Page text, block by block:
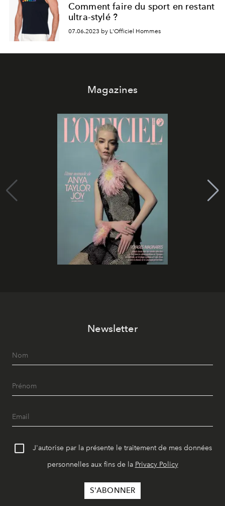
Comment faire du sport en restant
ultra-stylé ?
07.06.2023 by L'Officiel Hommes
Magazines
Newsletter
J'autorise par la présente le traitement de mes données
personnelles aux fins de la Privacy Policy